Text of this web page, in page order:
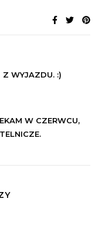
Z WYJAZDU. :)
W CZERWCU,